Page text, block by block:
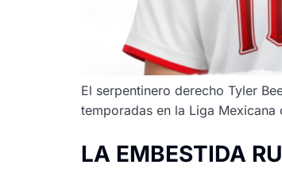
El serpentinero derecho Tyler
temporadas en la Liga Mexicana
LA EMBESTIDA